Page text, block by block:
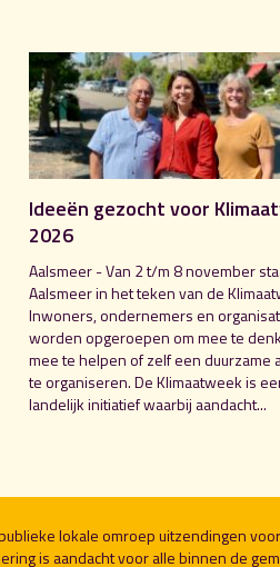
Ideeën gezocht voor
2026
Aalsmeer - Van 2 t/m 8 november
Aalsmeer in het teken van de
Inwoners, ondernemers en
worden opgeroepen om mee te
mee te helpen of zelf een duurzame
te organiseren. De Klimaatweek is
landelijk initiatief waarbij aandacht...
lokale omroep uitzendingen
is aandacht voor alle binnen de